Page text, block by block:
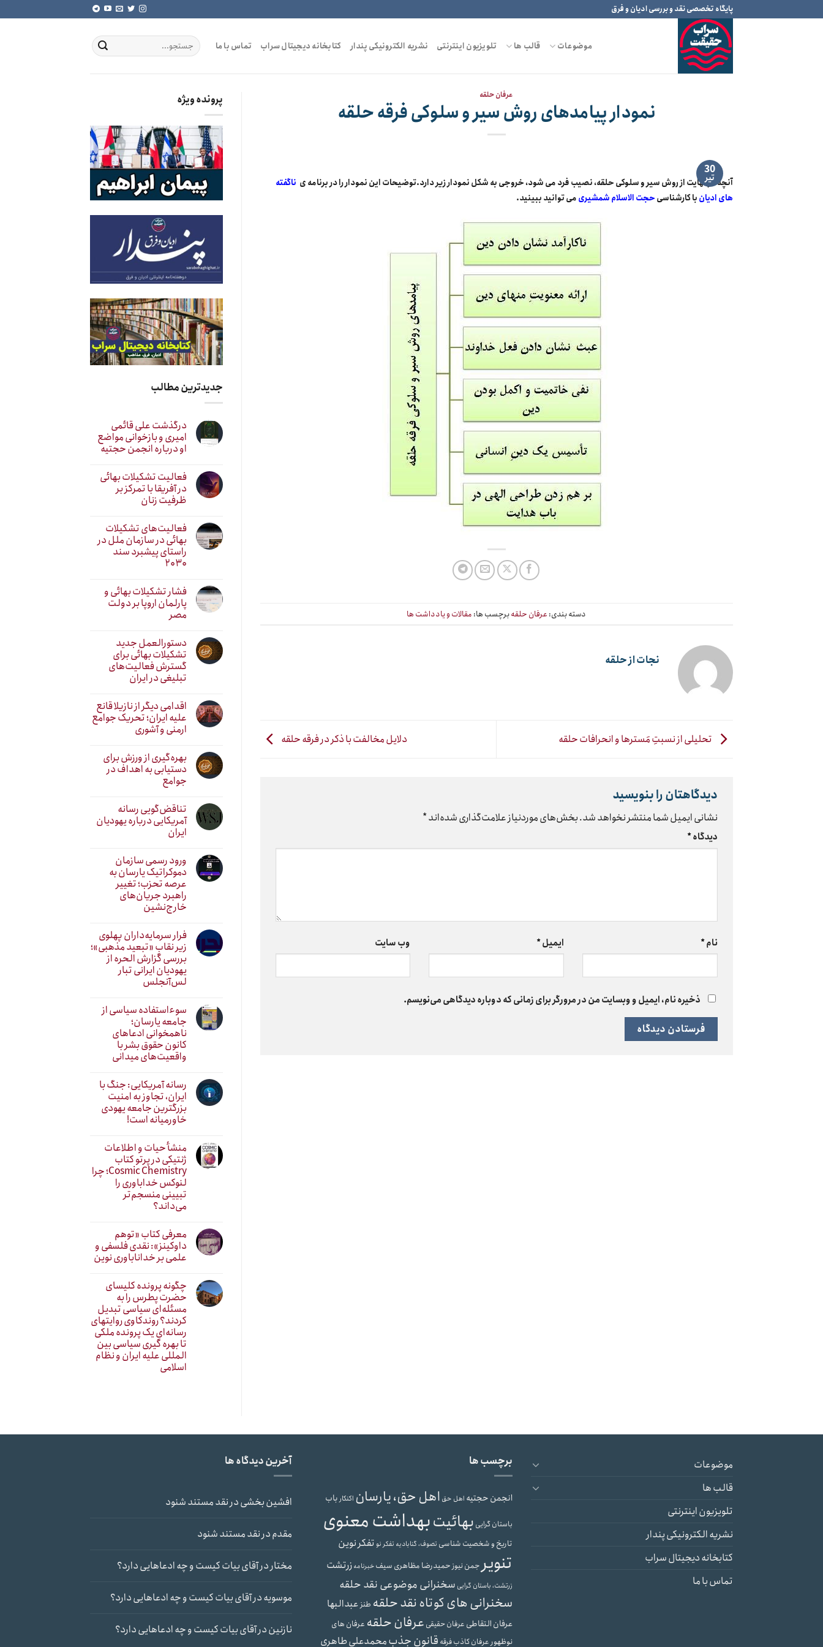
to
پایگاه تخصصی نقد و بررسی ادیان و فرق
موضوعات قالب ها تلویزیون اینترنتی نشریه الکترونیکی پندار کتابخانه دیجیتال سراب تماس با ما
عرفان حلقه
نمودار پیامدهای روش سیر و سلوکی فرقه حلقه
30
تیر
آنچه در نهایت از روش سیر و سلوکی حلقه، نصیب فرد می شود، خروجی به شکل نمودار زیر دارد.توضیحات این نمودار را در برنامه ی ناگفته
های ادیانبا کارشناسیحجت الاسلام شمشیریمی توانید ببینید.
دسته بندی: عرفان حلقهبرچسب ها: مقالات و یادداشت ها
نجات از حلقه
تحلیلی از نسبتِ مَسترها و انحرافات حلقه دلایل مخالفت با ذکر در فرقه حلقه
دیدگاهتان را بنویسید
نشانی ایمیل شما منتشر نخواهد شد.بخش‌های موردنیاز علامت‌گذاری شده‌اند*
دیدگاه*
نام* ایمیل* وب‌ سایت
ذخیره نام، ایمیل و وبسایت من در مرورگر برای زمانی که دوباره دیدگاهی می‌نویسم.
پرونده ویژه
جدیدترین مطالب
درگذشت علی قائمی
امیری و بازخوانی مواضع
او درباره انجمن حجتیه
فعالیت تشکیلات بهائی
در آفریقا با تمرکز بر
ظرفیت زنان
فعالیت‌های تشکیلات
بهائی در سازمان ملل در
راستای پیشبرد سند
۲۰۳۰
فشار تشکیلات بهائی و
پارلمان اروپا بر دولت
مصر
دستورالعمل جدید
تشکیلات بهائی برای
گسترش فعالیت‌های
تبلیغی در ایران
اقدامی دیگر از نازیلا قانع
علیه ایران؛ تحریک جوامع
ارمنی و آشوری
بهره‌گیری از ورزش برای
دستیابی به اهداف در
جوامع
تناقض‌گویی رسانه
آمریکایی درباره یهودیان
ایران
ورود رسمی سازمان
دموکراتیک یارسان به
عرصه تحزب؛ تغییر
راهبرد جریان‌های
خارج‌نشین
فرار سرمایه‌داران پهلوی
زیر نقابِ «تبعید مذهبی»؛
بررسی گزارش الحره از
یهودیان ایرانی تبار
لس‌آنجلس
سوءاستفاده سیاسی از
جامعه یارسان؛
ناهمخوانی ادعاهای
کانون حقوق بشر با
واقعیت‌های میدانی
رسانه آمریکایی: جنگ با
ایران، تجاوز به امنیت
بزرگترین جامعه یهودی
خاورمیانه است!
منشأ حیات و اطلاعات
ژنتیکی در پرتو کتاب
Cosmic Chemistry؛ چرا
لنوکس خداباوری را
تبیینی منسجم‌تر
می‌داند؟
معرفی کتاب «توهم
داوکینز»: نقدی فلسفی و
علمی بر خداناباوری نوین
چگونه پرونده کلیسای
حضرت پطرس را به
مسئله‌ای سیاسی تبدیل
کردند؟ روندکاوی روایتهای
رسانه‌ایِ یک پرونده ملکی
تا بهره گیری سیاسی بین
المللی علیه ایران و نظام
اسلامی
موضوعات
قالب ها
تلویزیون اینترنتی
نشریه الکترونیکی پندار
کتابخانه دیجیتال سراب
تماس با ما
برچسب ها
انجمن حجتیه اهل حق اهل حق، یارسان اکنکارباب
باستان گرایی بهائیتبهداشت معنوی
تاریخ و شخصیت شناسی تصوف، گنابادیه تفکر نوتفکر نوین
تنویر جمن نیوزحمیدرضا مظاهری سیفخبرنامهزرتشت
زرتشت، باستان گرایی سخنرانی موضوعی نقد حلقه
سخنرانی های کوتاه نقد حلقه طنزعبدالبها
عرفان التقاطی عرفان حقیقی عرفان حلقه عرفان های
نوظهورعرفان کاذبفرقه قانون جذبمحمدعلی طاهری
آخرین دیدگاه ها
افشین بخشیدرنقد مستند شنود
مقدمدرنقد مستند شنود
مختاردرآقای بیات کیست و چه ادعاهایی دارد؟
موسویهدرآقای بیات کیست و چه ادعاهایی دارد؟
نازنیندرآقای بیات کیست و چه ادعاهایی دارد؟